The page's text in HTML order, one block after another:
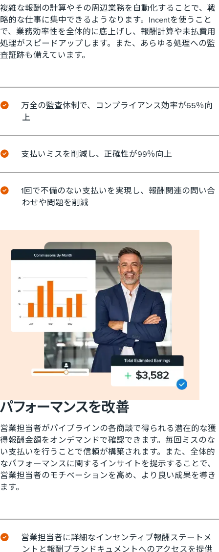
複雑な報酬の計算やその周辺業務を自動化することで、戦
略的な仕事に集中できるようなります。Incentを使うこと
で、業務効率性を全体的に底上げし、報酬計算や未払費用
処理がスピードアップします。また、あらゆる処理への監
査証跡も備えています。
万全の監査体制で、コンプライアンス効率が65％向
上
支払いミスを削減し、正確性が99％向上
1回で不備のない支払いを実現し、報酬関連の問い合
わせや問題を削減
パフォーマンスを​改善
営業担当者がパイプラインの各商談で得られる潜在的な獲
得報酬金額をオンデマンドで確認できます。毎回ミスのな
い支払いを行うことで信頼が構築されます。また、全体的
なパフォーマンスに関するインサイトを提示することで、
営業担当者のモチベーションを高め、より良い成果を導き
ます。
営業担当者に詳細なインセンティブ報酬ステートメ
ントと報酬プランドキュメントへのアクセスを提供